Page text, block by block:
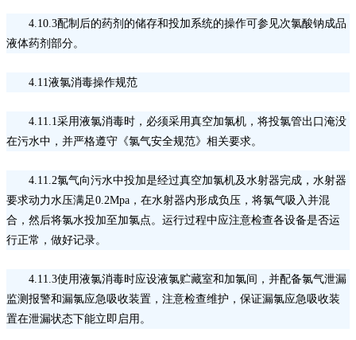
4.10.3配制后的药剂的储存和投加系统的操作可参见次氯酸钠成品
液体药剂部分。
4.11液氯消毒操作规范
4.11.1采用液氯消毒时，必须采用真空加氯机，将投氯管出口淹没
在污水中，并严格遵守《氯气安全规范》相关要求。
4.11.2氯气向污水中投加是经过真空加氯机及水射器完成，水射器
要求动力水压满足0.2Mpa，在水射器内形成负压，将氯气吸入并混
合，然后将氯水投加至加氯点。运行过程中应注意检查各设备是否运
行正常，做好记录。
4.11.3使用液氯消毒时应设液氯贮藏室和加氯间，并配备氯气泄漏
监测报警和漏氯应急吸收装置，注意检查维护，保证漏氯应急吸收装
置在泄漏状态下能立即启用。